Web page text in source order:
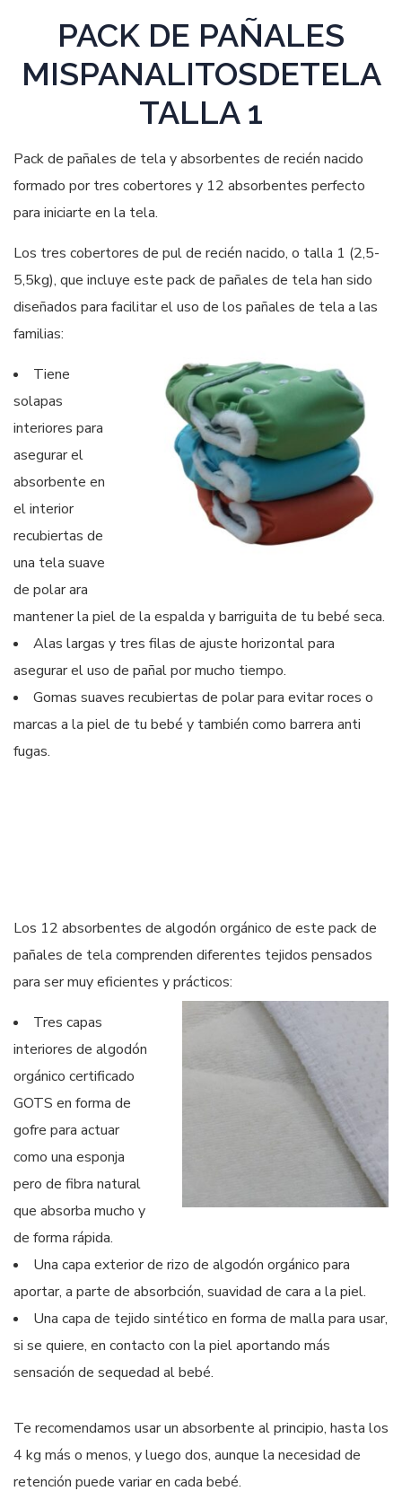
PACK DE PAÑALES
MISPANALITOSDETELA
TALLA 1
Pack de pañales de tela y absorbentes de recién nacido
formado por tres cobertores y 12 absorbentes perfecto
para iniciarte en la tela.
Los tres cobertores de pul de recién nacido, o talla 1 (2,5-
5,5kg), que incluye este pack de pañales de tela han sido
diseñados para facilitar el uso de los pañales de tela a las
familias:
Tiene
solapas
interiores para
asegurar el
absorbente en
el interior
recubiertas de
una tela suave
de polar ara
mantener la piel de la espalda y barriguita de tu bebé seca.
Alas largas y tres filas de ajuste horizontal para
asegurar el uso de pañal por mucho tiempo.
Gomas suaves recubiertas de polar para evitar roces o
marcas a la piel de tu bebé y también como barrera anti
fugas.
Los 12 absorbentes de algodón orgánico de este pack de
pañales de tela comprenden diferentes tejidos pensados
para ser muy eficientes y prácticos:
Tres capas
interiores de algodón
orgánico certificado
GOTS en forma de
gofre para actuar
como una esponja
pero de fibra natural
que absorba mucho y
de forma rápida.
Una capa exterior de rizo de algodón orgánico para
aportar, a parte de absorbción, suavidad de cara a la piel.
Una capa de tejido sintético en forma de malla para usar,
si se quiere, en contacto con la piel aportando más
sensación de sequedad al bebé.
Te recomendamos usar un absorbente al principio, hasta los
4 kg más o menos, y luego dos, aunque la necesidad de
retención puede variar en cada bebé.